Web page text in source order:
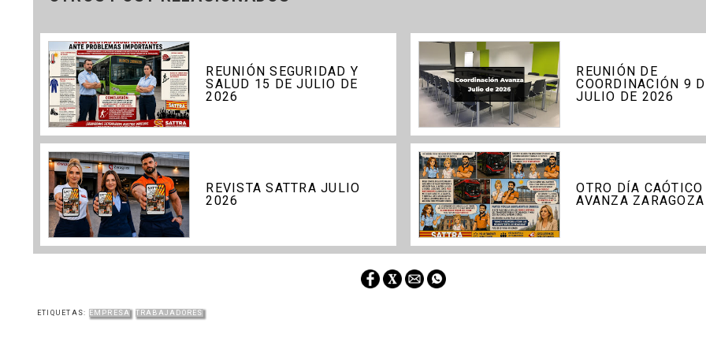
REUNIÓN SEGURIDAD Y
SALUD 15 DE JULIO DE
2026
REUNIÓN DE
COORDINACIÓN 9
JULIO DE 2026
REVISTA SATTRA JULIO
2026
OTRO DÍA CAÓTICO
AVANZA ZARAGOZA
ETIQUETAS: EMPRESA TRABAJADORES